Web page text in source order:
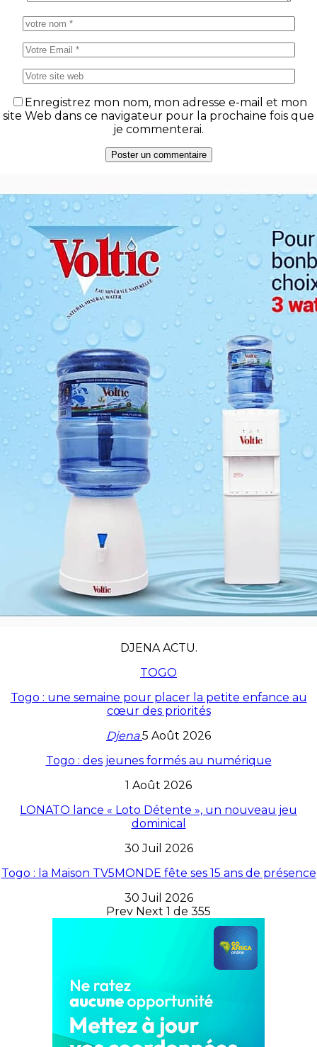
Enregistrez mon nom, mon adresse e-mail et mon
site Web dans ce navigateur pour la prochaine fois que
je commenterai.
DJENA ACTU.
TOGO
Togo : une semaine pour placer la petite enfance au
cœur des priorités
Djena5 Août 2026
Togo : des jeunes formés au numérique
1 Août 2026
LONATO lance « Loto Détente », un nouveau jeu
dominical
30 Juil 2026
Togo : la Maison TV5MONDE fête ses 15 ans de présence
30 Juil 2026
Prev Next 1 de 355